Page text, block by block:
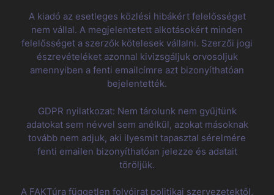
A kiadó az esetleges közlési hibákért felelősséget
nem vállal. A megjelentetett alkotásokért minden
felelősséget a szerzők kötelesek vállalni. Szerzői jogi
észrevételéket azonnal kivizsgáljuk orvosoljuk
amennyiben a fenti emailcímre azt bizonyíthatóan
bejelentették.
GDPR nyilatkozat: Nem tárolunk nem gyűjtünk
adatokat sem névvel sem anélkül, azokat másoknak
tovább nem adjuk, aki ilyesmit tapasztal sérelmére
fenti emailen bizonyíthatóan jelezze és adatait
töröljük.
A FAKTúra független folyóirat politikai szervezetektől,